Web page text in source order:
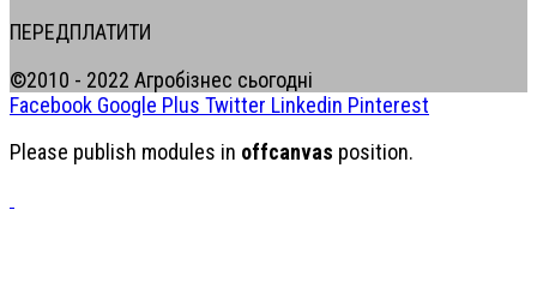
ПЕРЕДПЛАТИТИ
©2010 - 2022 Агробізнес сьогодні
Facebook Google Plus Twitter Linkedin Pinterest
Please publish modules in offcanvas position.